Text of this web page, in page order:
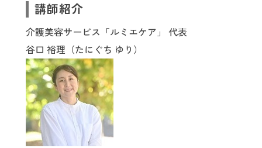
講師紹介
介護美容サービス「ルミエケア」 代表
谷口 裕理（たにぐち ゆり）